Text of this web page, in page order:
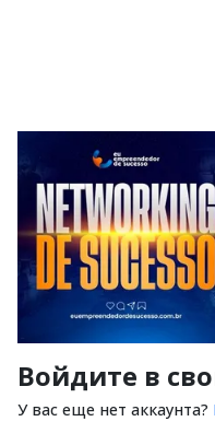
Войдите в
У вас еще нет аккаунта?